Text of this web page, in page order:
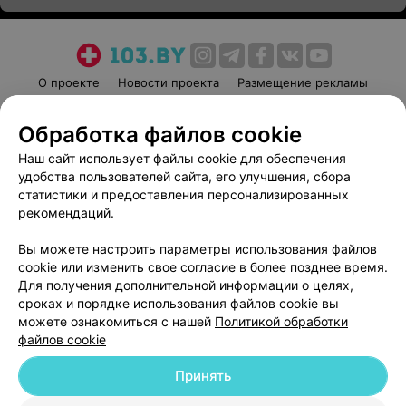
О проекте Новости проекта
Размещение рекламы
Пользовательское соглашение
Способы оплаты
Вакансии
Партнеры
Написать руководителю 103.by
Обработка персональных данных
© 2026 ООО «Артокс Лаб», УНП 191700409
| 220012, Республика Беларусь,
Обработка файлов cookie
Наш сайт использует файлы cookie для обеспечения
удобства пользователей сайта, его улучшения, сбора
статистики и предоставления персонализированных
рекомендаций.
Вы можете настроить параметры использования файлов
cookie или изменить свое согласие в более позднее время.
Для получения дополнительной информации о целях,
сроках и порядке использования файлов cookie вы
можете ознакомиться с нашей Политикой обработки
файлов cookie
Принять